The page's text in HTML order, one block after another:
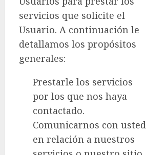
servicios que solicite el
Usuario. A continuación le
detallamos los propósitos
generales:
Prestarle los servicios
por los que nos haya
contactado.
Comunicarnos con usted
en relación a nuestros